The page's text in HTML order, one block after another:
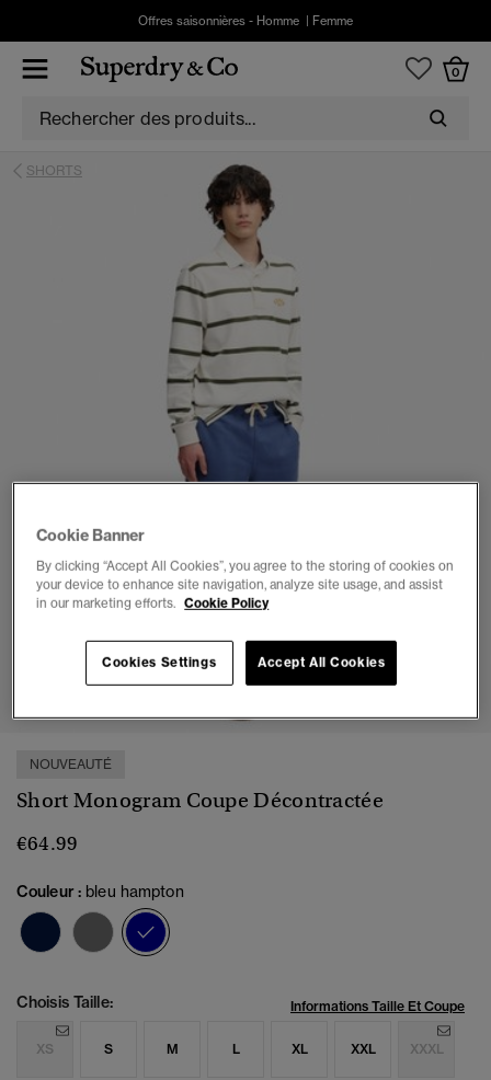
Offres saisonnières - Homme Femme
0
SHORTS
1 2 3 5 6 7
NOUVEAUTÉ
Short Monogram Coupe Décontractée
€64.99
Couleur : bleu hampton
Choisis Taille: Informations Taille Et Coupe
XS S M L XL XXL XXXL
Cookie Banner
By clicking “Accept All Cookies”, you agree to the storing of cookies on
your device to enhance site navigation, analyze site usage, and assist
in our marketing efforts. Cookie Policy
Cookies Settings Accept All Cookies